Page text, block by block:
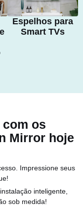
Espelhos para
Smart TVs
os
Mirror hoje
Impressione seus
inteligente,
sob medida!